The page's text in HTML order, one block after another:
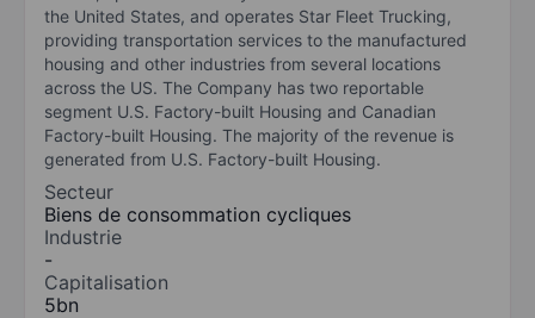
the United States, and operates Star Fleet Trucking,
providing transportation services to the manufactured
housing and other industries from several locations
across the US. The Company has two reportable
segment U.S. Factory-built Housing and Canadian
Factory-built Housing. The majority of the revenue is
generated from U.S. Factory-built Housing.
Secteur
Biens de consommation cycliques
Industrie
-
Capitalisation
5bn